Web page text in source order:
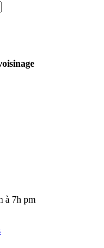
à 7h pm